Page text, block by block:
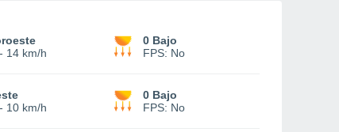
- 14 km/h
0 Bajo
FPS: No
- 10 km/h
0 Bajo
FPS: No